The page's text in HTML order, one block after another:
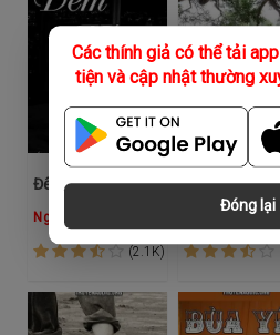
Các thính giả có thể tải
tiện và cập nhật thường
Đóng lại
Đêm vắng
Nguyễn Ngọc Ngạn
(2.1K)
Người khách